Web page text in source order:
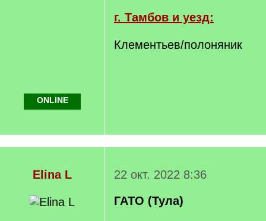
г. Тамбов и уезд:
Клементьев/полоняник
ONLINE
Elina L
22 окт. 2022 8:36
ГАТО (Тула)